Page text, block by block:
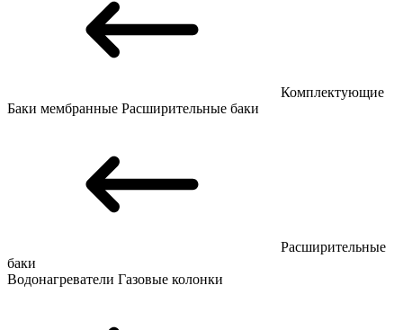
Комплектующие
Баки мембранные Расширительные баки
Расширительные
баки
Водонагреватели Газовые колонки